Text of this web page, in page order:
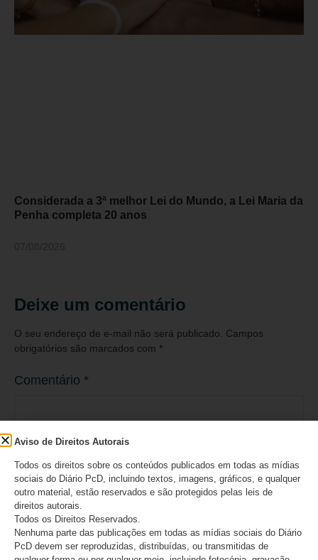
Considerada a 3ª melhor Lei do Mundo, a Lei Maria da
Penha completa 20 anos
Deixe um comentário
O seu endereço de e-mail não será publicado.
Campos
obrigatórios são marcados com *
Comentário *
Aviso de Direitos Autorais
Todos os direitos sobre os conteúdos publicados em todas as mídias
sociais do Diário PcD, incluindo textos, imagens, gráficos, e qualquer
outro material, estão reservados e são protegidos pelas leis de
direitos autorais.
Todos os Direitos Reservados.
Nenhuma parte das publicações em todas as mídias sociais do Diário
PcD devem ser reproduzidas, distribuídas, ou transmitidas de